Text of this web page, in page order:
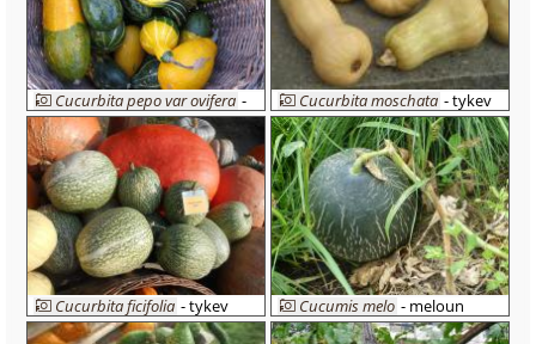
Cucurbita pepo var ovifera -
tykev okrasná
Cucurbita moschata - tykev
pižmová
Cucurbita ficifolia - tykev
fíkolistá 'Siam'
Cucumis melo - meloun
cukrový 'Ananas'